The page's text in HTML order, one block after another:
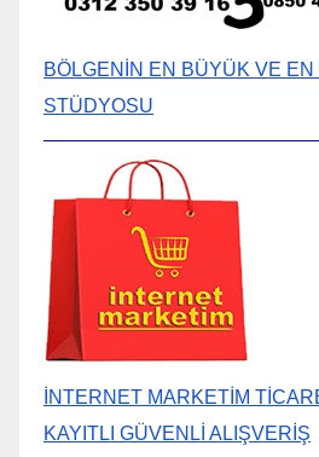
BÖLGENİN EN BÜYÜK VE EN
STÜDYOSU
İNTERNET MARKETİM
KAYITLI GÜVENLİ ALIŞVERİŞ